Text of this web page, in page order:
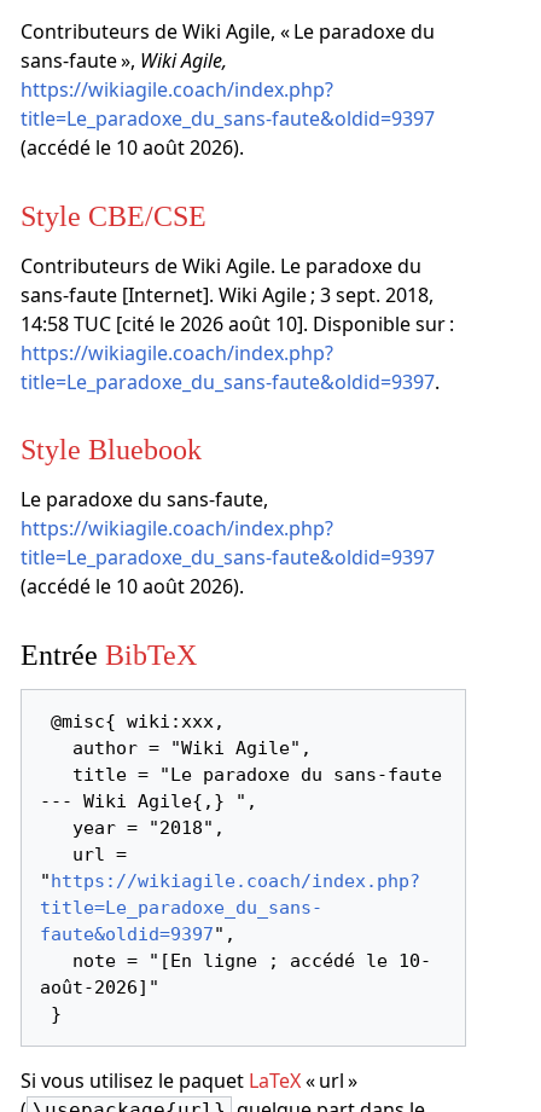
Contributeurs de Wiki Agile, « Le paradoxe du
sans-faute », Wiki Agile,
https://wikiagile.coach/index.php?
title=Le_paradoxe_du_sans-faute&oldid=9397
(accédé le 10 août 2026).
Style CBE/CSE
Contributeurs de Wiki Agile. Le paradoxe du
sans-faute [Internet]. Wiki Agile ; 3 sept. 2018,
14:58 TUC [cité le 2026 août 10]. Disponible sur :
https://wikiagile.coach/index.php?
title=Le_paradoxe_du_sans-faute&oldid=9397.
Style Bluebook
Le paradoxe du sans-faute,
https://wikiagile.coach/index.php?
title=Le_paradoxe_du_sans-faute&oldid=9397
(accédé le 10 août 2026).
Entrée BibTeX
@misc{ wiki:xxx,
--- Wiki Agile{,} ",
"https://wikiagile.coach/index.php?
title=Le_paradoxe_du_sans-
faute&oldid=9397",
août-2026]"
Si vous utilisez le paquet LaTeX« url »